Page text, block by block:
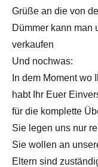
Kommentare
Grüße an die von
Dümmer kann man
verkaufen
Und nochwas:
In dem Moment
habt Ihr Euer
für die komplette
Sie legen uns nur
Sie wollen an
Eltern sind